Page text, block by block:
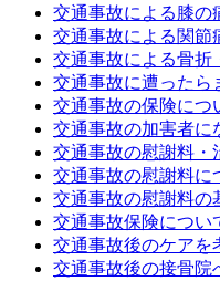
交通事故による膝の
交通事故による関節
交通事故による骨折
交通事故に遭ったら
交通事故の保険につ
交通事故の加害者に
交通事故の慰謝料・
交通事故の慰謝料に
交通事故の慰謝料の
交通事故保険につい
交通事故後のケア
交通事故後の接骨院